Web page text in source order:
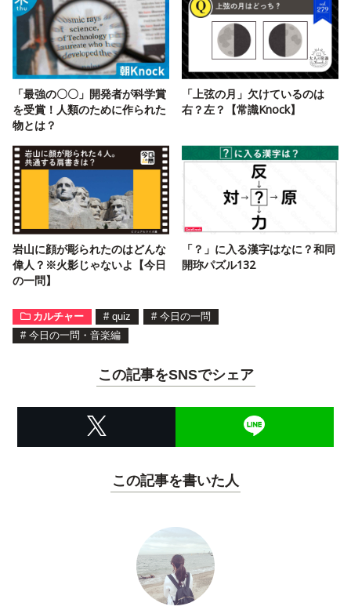
「最強の〇〇」開発者が科学賞
を受賞！人類のために作られた
物とは？
「上弦の月」欠けているのは
右？左？【常識Knock】
岩山に顔が彫られたのはどんな
偉人？※火影じゃないよ【今日
の一問】
「？」に入る漢字はなに？和同
開珎パズル132
カルチャー # quiz # 今日の一問
# 今日の一問・音楽編
この記事をSNSでシェア
この記事を書いた人